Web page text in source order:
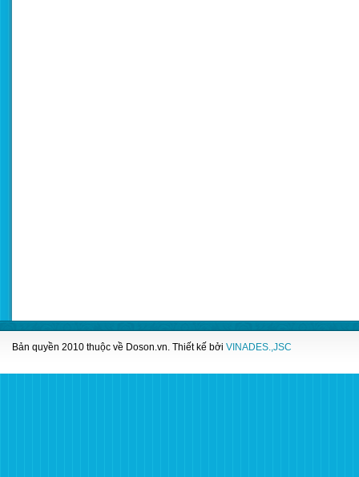
Bản quyền 2010 thuộc về Doson.vn . Thiết kế bởi VINADES.,JSC